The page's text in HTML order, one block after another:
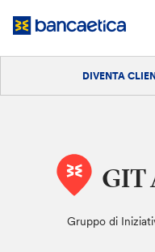
DIVENTA
GIT
Gruppo di